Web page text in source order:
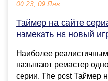
00:23, 09 Янв
Таймер на сайте
намекать на новый
Наиболее
называют ремастер
серии. The post Таймер